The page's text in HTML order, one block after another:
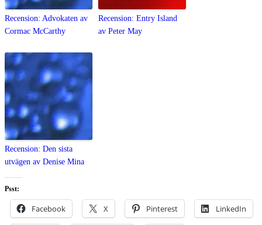
Recension: Advokaten av
Cormac McCarthy
Recension: Entry Island
av Peter May
Recension: Den sista
utvägen av Denise Mina
Psst:
Facebook X Pinterest LinkedIn